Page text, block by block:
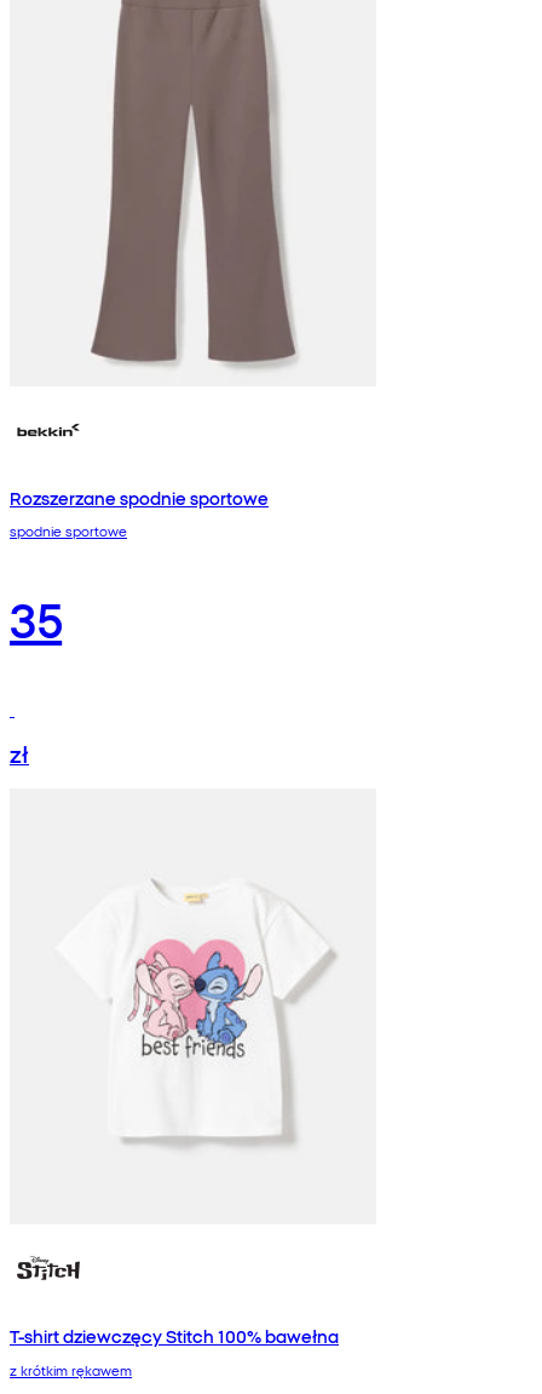
Rozszerzane spodnie sportowe
spodnie sportowe
35
zł
T-shirt dziewczęcy Stitch 100% bawełna
z krótkim rękawem